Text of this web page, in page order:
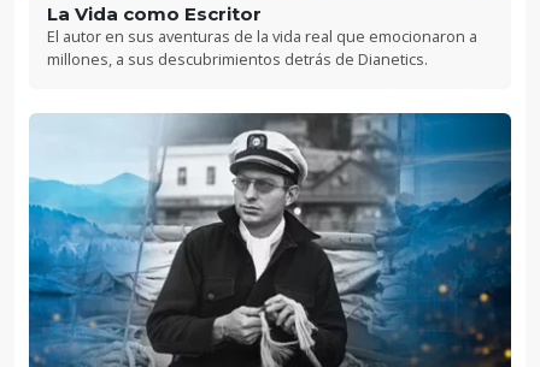
La Vida como Escritor
El autor en sus aventuras de la vida real que emocionaron a
millones, a sus descubrimientos detrás de Dianetics.